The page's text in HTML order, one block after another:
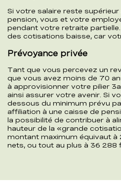
Si votre salaire reste supérieur
pension, vous et votre
pendant votre retraite
des cotisations baisse, car
Prévoyance privée
Tant que vous percevez un
que vous avez moins de 70
à approvisionner votre pilier
ainsi assurer votre avenir. Si
dessous du minimum prévu
affiliation à une caisse de
la possibilité de contribuer à
hauteur de la «grande
montant maximum équivaut à
nets, ou tout au plus à 36 288